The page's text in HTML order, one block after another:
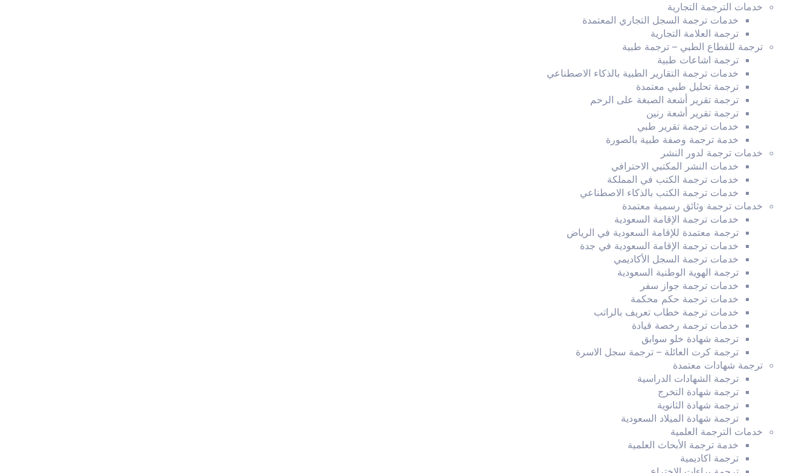
خدمات الترجمة التجارية
خدمات ترجمة السجل التجاري المعتمدة
ترجمة العلامة التجارية
ترجمة للقطاع الطبي – ترجمة طبية
ترجمة اشاعات طبية
خدمات ترجمة التقارير الطبية بالذكاء الاصطناعي
ترجمة تحليل طبي معتمدة
ترجمة تقرير أشعة الصبغة على الرحم
ترجمة تقرير أشعة رنين
خدمات ترجمة تقرير طبي
خدمة ترجمة وصفة طبية بالصورة
خدمات ترجمة لدور النشر
خدمات النشر المكتبي الاحترافي
خدمات ترجمة الكتب في المملكة
خدمات ترجمة الكتب بالذكاء الاصطناعي
خدمات ترجمة وثائق رسمية معتمدة
خدمات ترجمة الإقامة السعودية
ترجمة معتمدة للإقامة السعودية في الرياض
خدمات ترجمة الإقامة السعودية في جدة
خدمات ترجمة السجل الأكاديمي
ترجمة الهوية الوطنية السعودية
خدمات ترجمة جواز سفر
خدمات ترجمة حكم محكمة
خدمات ترجمة خطاب تعريف بالراتب
خدمات ترجمة رخصة قيادة
ترجمة شهادة خلو سوابق
ترجمة كرت العائلة – ترجمة سجل الاسرة
ترجمة شهادات معتمدة
ترجمة الشهادات الدراسية
ترجمة شهادة التخرج
ترجمة شهادة الثانوية
ترجمة شهادة الميلاد السعودية
خدمات الترجمة العلمية
خدمة ترجمة الأبحاث العلمية
ترجمة اكاديمية